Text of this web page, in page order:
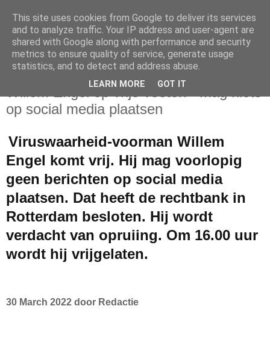
woensdag 30 maart 2022
Willem Engel op vrije voeten - mag niets
op social media plaatsen
Viruswaarheid-voorman Willem
Engel komt vrij. Hij mag voorlopig
geen berichten op social media
plaatsen. Dat heeft de rechtbank in
Rotterdam besloten. Hij wordt
verdacht van opruiing. Om 16.00 uur
wordt hij vrijgelaten.
30 March 2022 door Redactie
This site uses cookies from Google to deliver its services
and to analyze traffic. Your IP address and user-agent are
shared with Google along with performance and security
metrics to ensure quality of service, generate usage
statistics, and to detect and address abuse.
LEARN MORE GOT IT